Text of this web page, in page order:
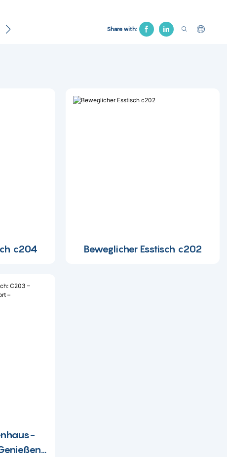
Kontakt Gynäkologisches Bett Krankenhausstuhl
Share with:
c204 Beweglicher Esstisch c202